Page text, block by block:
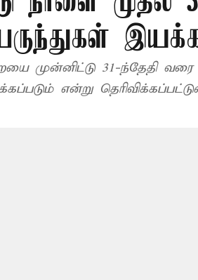
முன்னிட்டு 31-ந்தேதி வரை
என்று